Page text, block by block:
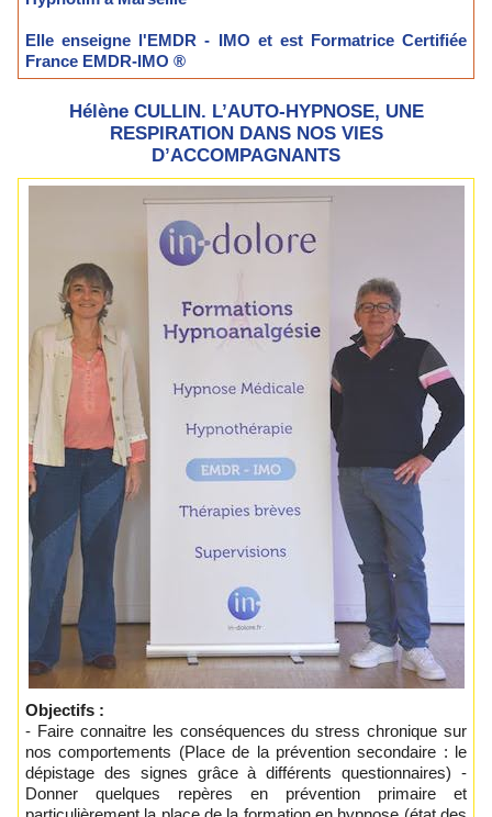
Elle enseigne l'EMDR - IMO et est Formatrice Certifiée
France EMDR-IMO ®
Hélène CULLIN. L’AUTO-HYPNOSE, UNE
RESPIRATION DANS NOS VIES
D’ACCOMPAGNANTS
Objectifs :
- Faire connaitre les conséquences du stress chronique sur
nos comportements (Place de la prévention secondaire : le
dépistage des signes grâce à différents questionnaires) -
Donner quelques repères en prévention primaire et